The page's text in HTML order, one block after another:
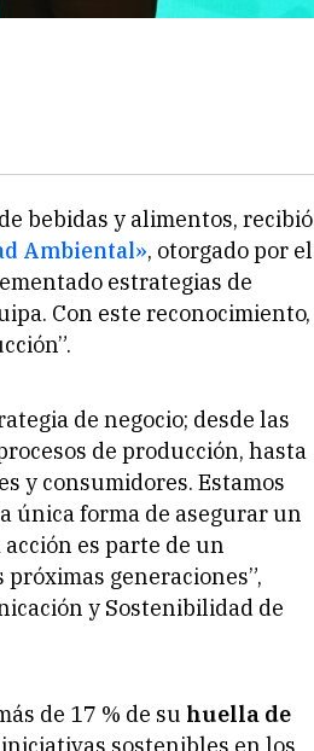
bebidas y alimentos, recibió
Ambiental», otorgado por el
estrategias de
Con este reconocimiento,
de negocio; desde las
de producción, hasta
y consumidores. Estamos
única forma de asegurar un
es parte de un
generaciones”,
y Sostenibilidad de
de 17 % de su huella de
sostenibles en los